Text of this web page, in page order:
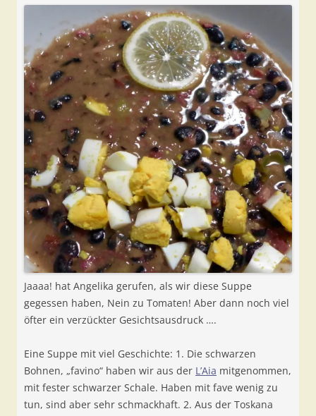
Jaaaa! hat Angelika gerufen, als wir diese Suppe
gegessen haben, Nein zu Tomaten! Aber dann noch viel
öfter ein verzückter Gesichtsausdruck ….
Eine Suppe mit viel Geschichte: 1. Die schwarzen
Bohnen, „favino“ haben wir aus der L’Aia mitgenommen,
mit fester schwarzer Schale. Haben mit fave wenig zu
tun, sind aber sehr schmackhaft. 2. Aus der Toskana